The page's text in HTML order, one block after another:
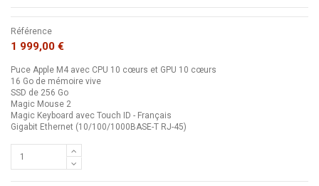
Référence
1 999,00 €
Puce Apple M4 avec CPU 10 cœurs et GPU 10 cœurs
16 Go de mémoire vive
SSD de 256 Go
Magic Mouse 2
Magic Keyboard avec Touch ID - Français
Gigabit Ethernet (10/100/1000BASE-T RJ-45)